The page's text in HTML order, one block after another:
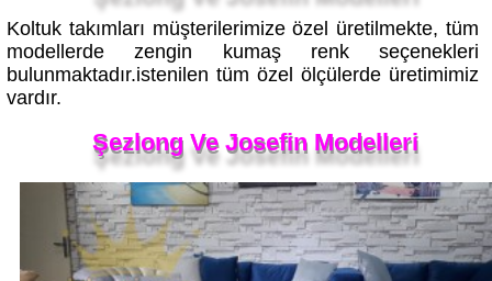
Koltuk takımları müşterilerimize özel üretilmekte, tüm
modellerde zengin kumaş renk seçenekleri
bulunmaktadır.istenilen tüm özel ölçülerde üretimimiz
vardır.
Şezlong Ve Josefin Modelleri